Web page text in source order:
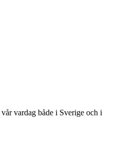
vardag både i Sverige och i